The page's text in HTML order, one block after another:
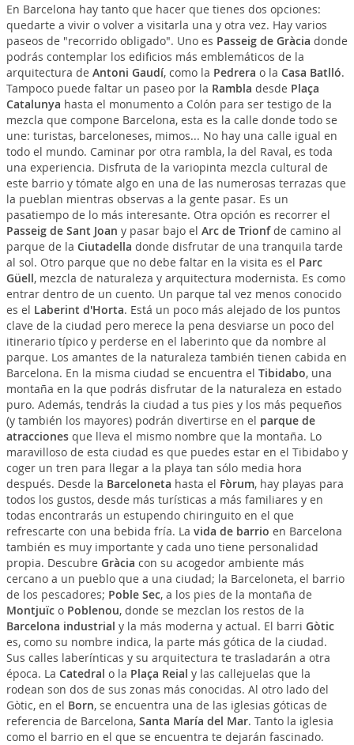
En Barcelona hay tanto que hacer que tienes dos opciones:
quedarte a vivir o volver a visitarla una y otra vez. Hay varios
paseos de "recorrido obligado". Uno es Passeig de Gràcia donde
podrás contemplar los edificios más emblemáticos de la
arquitectura de Antoni Gaudí, como la Pedrera o la Casa Batlló.
Tampoco puede faltar un paseo por la Rambla desde Plaça
Catalunya hasta el monumento a Colón para ser testigo de la
mezcla que compone Barcelona, esta es la calle donde todo se
une: turistas, barceloneses, mimos... No hay una calle igual en
todo el mundo. Caminar por otra rambla, la del Raval, es toda
una experiencia. Disfruta de la variopinta mezcla cultural de
este barrio y tómate algo en una de las numerosas terrazas que
la pueblan mientras observas a la gente pasar. Es un
pasatiempo de lo más interesante. Otra opción es recorrer el
Passeig de Sant Joan y pasar bajo el Arc de Trionfde camino al
parque de la Ciutadella donde disfrutar de una tranquila tarde
al sol. Otro parque que no debe faltar en la visita es el Parc
Güell, mezcla de naturaleza y arquitectura modernista. Es como
entrar dentro de un cuento. Un parque tal vez menos conocido
es el Laberint d'Horta. Está un poco más alejado de los puntos
clave de la ciudad pero merece la pena desviarse un poco del
itinerario típico y perderse en el laberinto que da nombre al
parque. Los amantes de la naturaleza también tienen cabida en
Barcelona. En la misma ciudad se encuentra el Tibidabo, una
montaña en la que podrás disfrutar de la naturaleza en estado
puro. Además, tendrás la ciudad a tus pies y los más pequeños
(y también los mayores) podrán divertirse en el parque de
atraccionesque lleva el mismo nombre que la montaña. Lo
maravilloso de esta ciudad es que puedes estar en el Tibidabo y
coger un tren para llegar a la playa tan sólo media hora
después. Desde la Barceloneta hasta el Fòrum, hay playas para
todos los gustos, desde más turísticas a más familiares y en
todas encontrarás un estupendo chiringuito en el que
refrescarte con una bebida fría. La vida de barrio en Barcelona
también es muy importante y cada uno tiene personalidad
propia. Descubre Gràcia con su acogedor ambiente más
cercano a un pueblo que a una ciudad; la Barceloneta, el barrio
de los pescadores; Poble Sec, a los pies de la montaña de
Montjuïco Poblenou, donde se mezclan los restos de la
Barcelona industrial y la más moderna y actual. El barri Gòtic
es, como su nombre indica, la parte más gótica de la ciudad.
Sus calles laberínticas y su arquitectura te trasladarán a otra
época. La Catedral o la Plaça Reial y las callejuelas que la
rodean son dos de sus zonas más conocidas. Al otro lado del
Gòtic, en el Born, se encuentra una de las iglesias góticas de
referencia de Barcelona, Santa María del Mar. Tanto la iglesia
como el barrio en el que se encuentra te dejarán fascinado.